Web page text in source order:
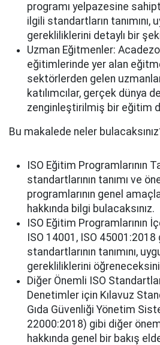
programı yelpazesine
ilgili standartların tanımını,
gerekliliklerini detaylı bir
Uzman Eğitmenler:
eğitimlerinde yer alan
sektörlerden gelen
katılımcılar, gerçek dünya
zenginleştirilmiş bir eğitim
Bu makalede neler
ISO Eğitim Programlarının
standartlarının tanımı ve
programlarının genel
hakkında bilgi bulacaksınız.
ISO Eğitim Programlarının
ISO 14001, ISO
standartlarının tanımını,
gerekliliklerini
Diğer Önemli ISO
Denetimler için Kılavuz
Gıda Güvenliği Yönetim
22000:2018) gibi diğer
hakkında genel bir bakış